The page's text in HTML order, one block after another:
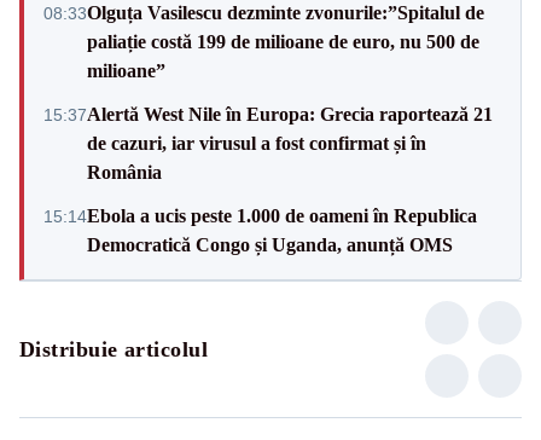
08:33Olguța Vasilescu dezminte zvonurile:”Spitalul de
paliație costă 199 de milioane de euro, nu 500 de
milioane”
15:37Alertă West Nile în Europa: Grecia raportează 21
de cazuri, iar virusul a fost confirmat și în
România
15:14Ebola a ucis peste 1.000 de oameni în Republica
Democratică Congo și Uganda, anunță OMS
Distribuie articolul